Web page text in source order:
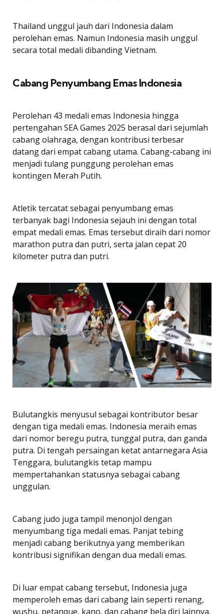
Thailand unggul jauh dari Indonesia dalam
perolehan emas. Namun Indonesia masih unggul
secara total medali dibanding Vietnam.
Cabang Penyumbang Emas Indonesia
Perolehan 43 medali emas Indonesia hingga
pertengahan SEA Games 2025 berasal dari sejumlah
cabang olahraga, dengan kontribusi terbesar
datang dari empat cabang utama. Cabang-cabang ini
menjadi tulang punggung perolehan emas
kontingen Merah Putih.
Atletik tercatat sebagai penyumbang emas
terbanyak bagi Indonesia sejauh ini dengan total
empat medali emas. Emas tersebut diraih dari nomor
marathon putra dan putri, serta jalan cepat 20
kilometer putra dan putri.
Bulutangkis menyusul sebagai kontributor besar
dengan tiga medali emas. Indonesia meraih emas
dari nomor beregu putra, tunggal putra, dan ganda
putra. Di tengah persaingan ketat antarnegara Asia
Tenggara, bulutangkis tetap mampu
mempertahankan statusnya sebagai cabang
unggulan.
Cabang judo juga tampil menonjol dengan
menyumbang tiga medali emas. Panjat tebing
menjadi cabang berikutnya yang memberikan
kontribusi signifikan dengan dua medali emas.
Di luar empat cabang tersebut, Indonesia juga
memperoleh emas dari cabang lain seperti renang,
wushu, petanque, kano, dan cabang bela diri lainnya.